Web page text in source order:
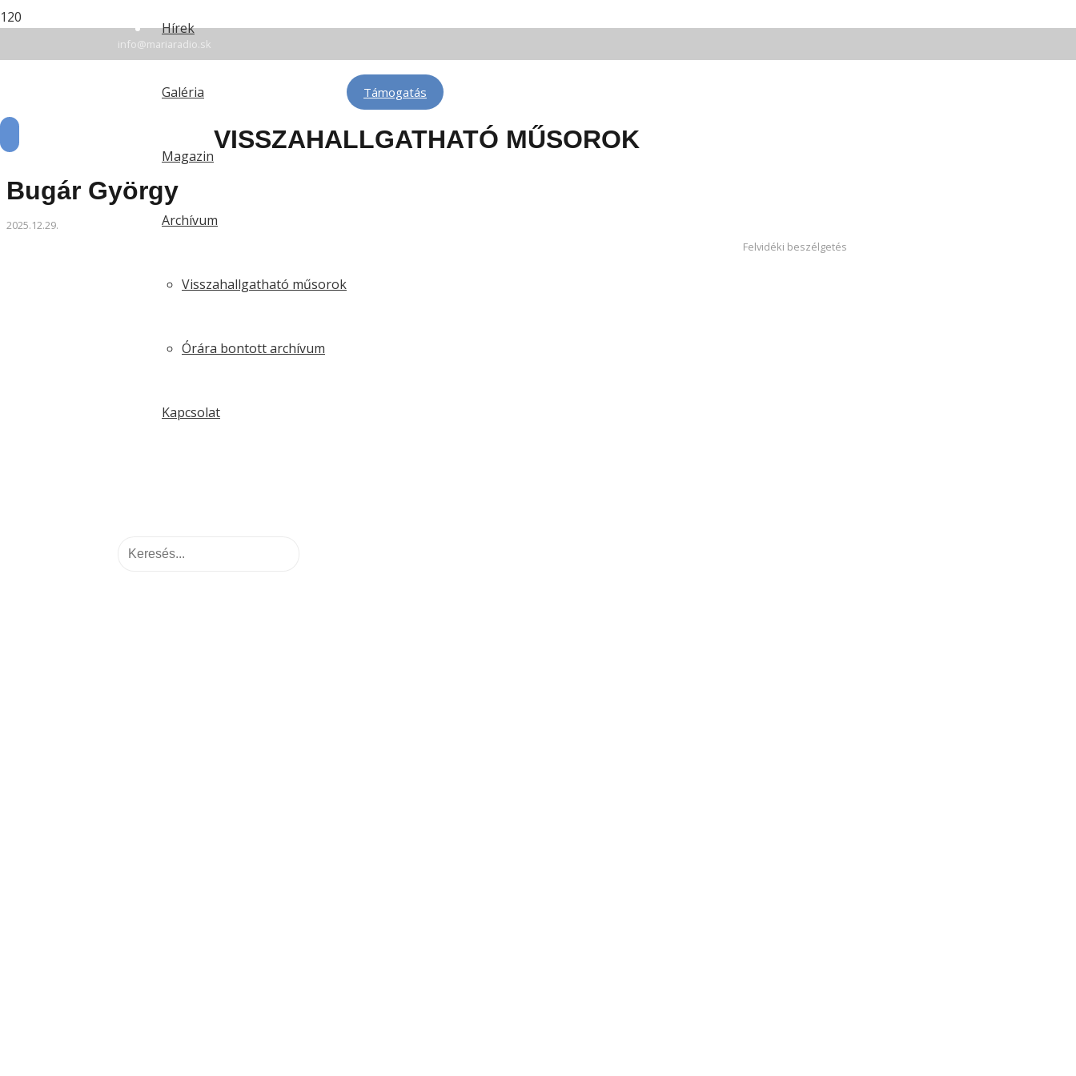
info@mariaradio.sk
Érsekújvár: FM 94,6 | Rozsnyó: FM 90,5 | Komárom: FM 88,3 | Telkibánya: FM 100,6 | Léva: FM 100,6 | Rimaszombat: FM 102,4
Hírek
Galéria
Magazin
Archívum
Visszahallgatható műsorok
Órára bontott archívum
Kapcsolat
Támogatás
VISSZAHALLGATHATÓ MŰSOROK
Bugár György
2025.12.29.
Felvidéki beszélgetés